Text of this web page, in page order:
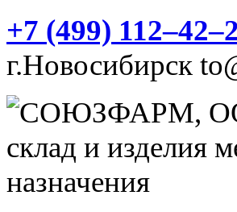
+7 (499)
г.Новосибирск